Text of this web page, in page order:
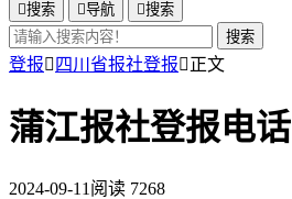
搜索 导航 搜索
搜索
登报 四川省报社登报正文
蒲江报社登报电话
2024-09-11 阅读 7268